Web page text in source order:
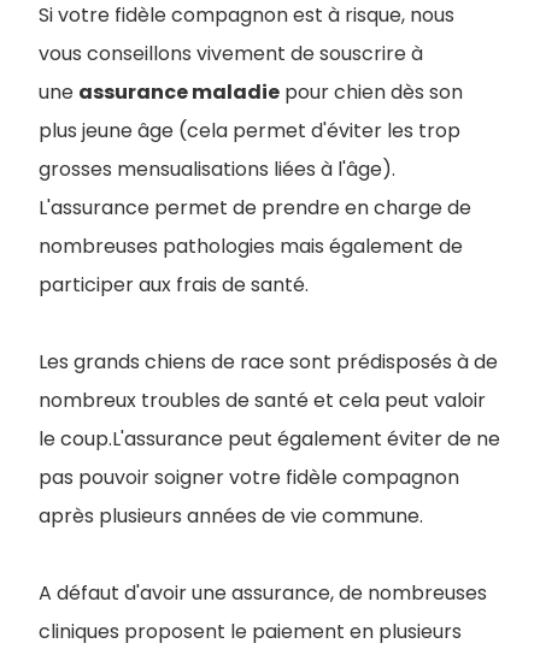
Si votre fidèle compagnon est à risque, nous
vous conseillons vivement de souscrire à
une assurance maladie pour chien dès son
plus jeune âge (cela permet d'éviter les trop
grosses mensualisations liées à l'âge).
L'assurance permet de prendre en charge de
nombreuses pathologies mais également de
participer aux frais de santé.
Les grands chiens de race sont prédisposés à de
nombreux troubles de santé et cela peut valoir
le coup.L'assurance peut également éviter de ne
pas pouvoir soigner votre fidèle compagnon
après plusieurs années de vie commune.
A défaut d'avoir une assurance, de nombreuses
cliniques proposent le paiement en plusieurs